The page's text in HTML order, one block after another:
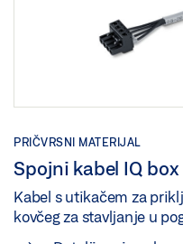
PRIČVRSNI MATERIJAL
Spojni kabel IQ
Kabel s utikačem za
kovčeg za stavljanje u